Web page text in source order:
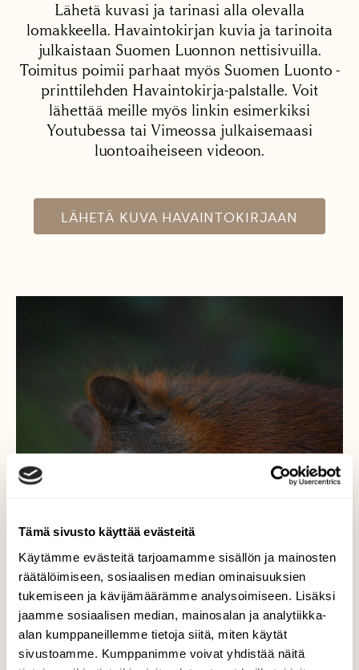
Tämä sivusto käyttää evästeitä
Käytämme evästeitä tarjoamamme sisällön ja mainosten
räätälöimiseen, sosiaalisen median ominaisuuksien
tukemiseen ja kävijämäärämme analysoimiseen. Lisäksi
jaamme sosiaalisen median, mainosalan ja analytiikka-
alan kumppaneillemme tietoja siitä, miten käytät
sivustoamme. Kumppanimme voivat yhdistää näitä
Lähetä kuvasi ja tarinasi alla olevalla
lomakkeella. Havaintokirjan kuvia ja tarinoita
julkaistaan Suomen Luonnon nettisivuilla.
Toimitus poimii parhaat myös Suomen Luonto -
printtilehden Havaintokirja-palstalle. Voit
lähettää meille myös linkin esimerkiksi
Youtubessa tai Vimeossa julkaisemaasi
luontoaiheiseen videoon.
LÄHETÄ KUVA HAVAINTOKIRJAAN